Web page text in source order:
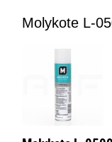
Molykote L-